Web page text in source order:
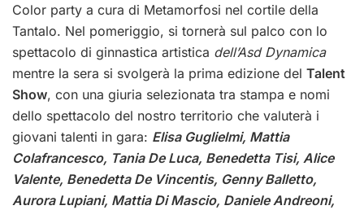
Color party a cura di Metamorfosi nel cortile della
Tantalo. Nel pomeriggio, si tornerà sul palco con lo
spettacolo di ginnastica artistica dell’Asd Dynamica
mentre la sera si svolgerà la prima edizione del Talent
Show, con una giuria selezionata tra stampa e nomi
dello spettacolo del nostro territorio che valuterà i
giovani talenti in gara: Elisa Guglielmi, Mattia
Colafrancesco, Tania De Luca, Benedetta Tisi, Alice
Valente, Benedetta De Vincentis, Genny Balletto,
Aurora Lupiani, Mattia Di Mascio, Daniele Andreoni,